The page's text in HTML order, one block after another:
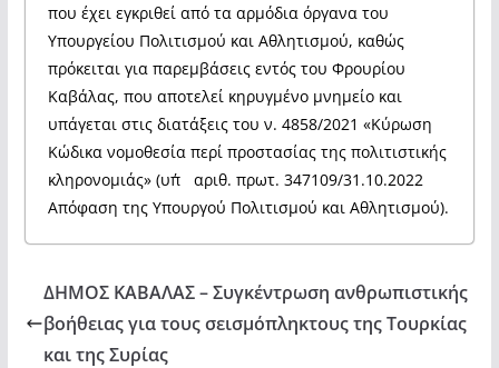
που έχει εγκριθεί από τα αρμόδια όργανα του
Υπουργείου Πολιτισμού και Αθλητισμού, καθώς
πρόκειται για παρεμβάσεις εντός του Φρουρίου
Καβάλας, που αποτελεί κηρυγμένο μνημείο και
υπάγεται στις διατάξεις του ν. 4858/2021 «Κύρωση
Κώδικα νομοθεσία περί προστασίας της πολιτιστικής
κληρονομιάς» (υπ΄ αριθ. πρωτ. 347109/31.10.2022
Απόφαση της Υπουργού Πολιτισμού και Αθλητισμού).
ΔΗΜΟΣ ΚΑΒΑΛΑΣ – Συγκέντρωση ανθρωπιστικής
βοήθειας για τους σεισμόπληκτους της Τουρκίας
και της Συρίας